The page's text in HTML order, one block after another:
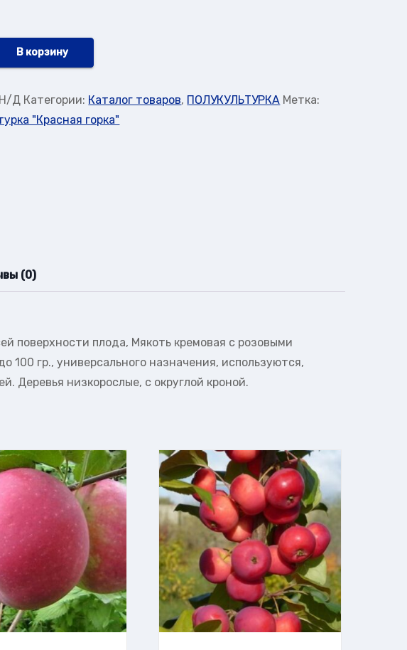
В корзину
Н/Д Категории: Каталог товаров, ПОЛУКУЛЬТУРКА Метка:
"Красная горка"
(0)
поверхности плода, Мякоть кремовая с розовыми
100 гр., универсального назначения, используются,
Деревья низкорослые, с округлой кроной.